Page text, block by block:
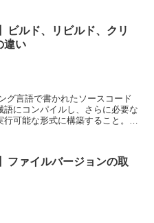
ビルド、リビルド、クリ
違い
にコンパイルし、さらに必要な
可能な形式に構築すること。①
ファイルバージョンの取